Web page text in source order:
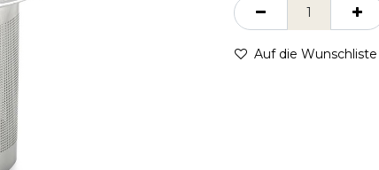
Auf die Wunschliste